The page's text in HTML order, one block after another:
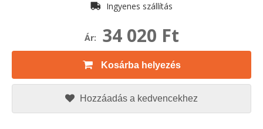
Ingyenes szállítás
Ár: 34 020 Ft
Kosárba helyezés
Hozzáadás a kedvencekhez